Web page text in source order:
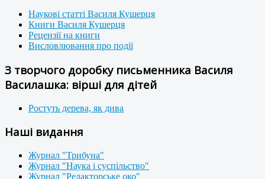
Наукові статті Василя Кушерця
Книги Василя Кушерця
Рецензії на книги
Висловлювання про події
З творчого доробку письменника Василя
Василашка: вірші для дітей
Ростуть дерева, як дива
Наші видання
Журнал "Трибуна"
Журнал "Наука і суспільство"
Журнал "Редакторське око"